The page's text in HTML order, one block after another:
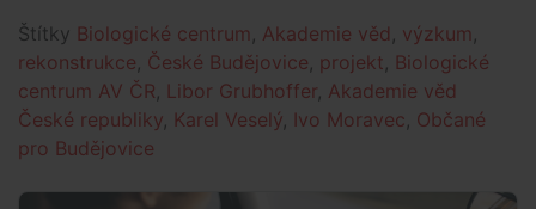
Štítky Biologické centrum Akademie věd výzkum
rekonstrukce České Budějovice projekt Biologické
centrum AV ČR Libor Grubhoffer Akademie věd
České republiky Karel Veselý Ivo Moravec Občané
pro Budějovice